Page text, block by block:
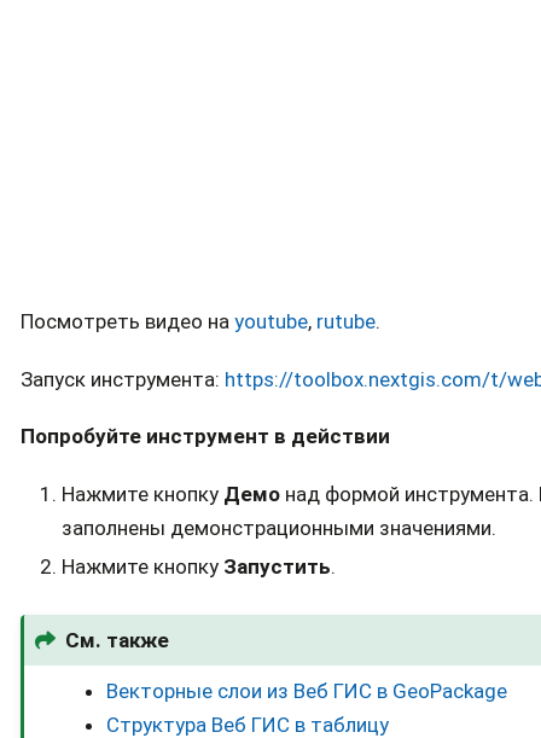
Посмотреть видео на youtube, rutube.
Запуск инструмента: https://toolbox.nextgis.com/t/
Попробуйте инструмент в действии
Нажмите кнопку Демо над формой
заполнены демонстрационными значениями.
Нажмите кнопку Запустить.
См. также
Векторные слои из Веб ГИС в GeoPackage
Структура Веб ГИС в таблицу